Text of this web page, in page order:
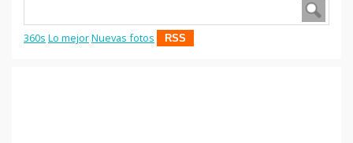
360s Lo mejorNuevas fotos RSS